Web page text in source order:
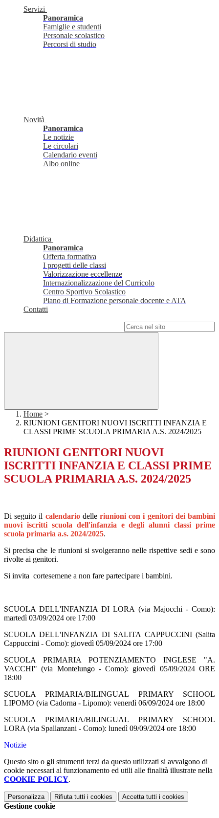
Servizi
Panoramica
Famiglie e studenti
Personale scolastico
Percorsi di studio
Novità
Panoramica
Le notizie
Le circolari
Calendario eventi
Albo online
Didattica
Panoramica
Offerta formativa
I progetti delle classi
Valorizzazione eccellenze
Internazionalizzazione del Curricolo
Centro Sportivo Scolastico
Piano di Formazione personale docente e ATA
Contatti
Home >
RIUNIONI GENITORI NUOVI ISCRITTI INFANZIA E
CLASSI PRIME SCUOLA PRIMARIA A.S. 2024/2025
RIUNIONI GENITORI NUOVI
ISCRITTI INFANZIA E CLASSI PRIME
SCUOLA PRIMARIA A.S. 2024/2025
Di seguito il calendariodelleriunioni con i genitori dei bambini
nuovi iscritti scuola dell'infanzia e degli alunni classi prime
scuola primaria a.s. 2024/2025.
Si precisa che le riunioni si svolgeranno nelle rispettive sedi e sono
rivolte ai genitori.
Si invita cortesemene a non fare partecipare i bambini.
SCUOLA DELL'INFANZIA DI LORA (via Majocchi - Como):
martedì 03/09/2024 ore 17:00
SCUOLA DELL'INFANZIA DI SALITA CAPPUCCINI (Salita
Cappuccini - Como): giovedì 05/09/2024 ore 17:00
SCUOLA PRIMARIA POTENZIAMENTO INGLESE "A.
VACCHI" (via Montelungo - Como): giovedì 05/09/2024 ORE
18:00
SCUOLA PRIMARIA/BILINGUAL PRIMARY SCHOOL
LIPOMO (via Cadorna - Lipomo): venerdì 06/09/2024 ore 18:00
SCUOLA PRIMARIA/BILINGUAL PRIMARY SCHOOL
LORA (via Spallanzani - Como): lunedì 09/09/2024 ore 18:00
Notizie
Questo sito o gli strumenti terzi da questo utilizzati si avvalgono di
cookie necessari al funzionamento ed utili alle finalità illustrate nella
COOKIE POLICY.
Personalizza Rifiuta tutti i cookies Accetta tutti i cookies
Gestione cookie